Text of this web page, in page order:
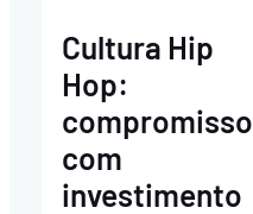
Cultura Hip
Hop:
compromisso
com
investimento